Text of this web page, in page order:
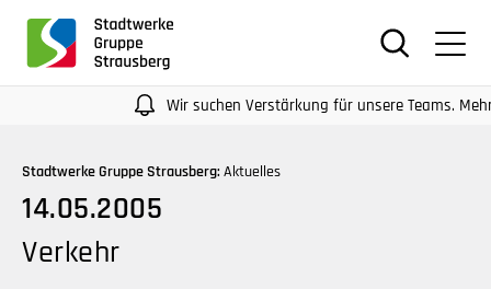
Screenreader
oder
Tabulatorentaste:
Überspringen
der
Hauptnavigation
Wir suchen Verstärkung für unsere Teams. Mehr
Stadtwerke Gruppe Strausberg: Aktuelles
14.05.2005
Verkehr